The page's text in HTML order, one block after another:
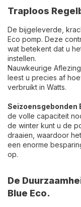
Traploos
De bijgeleverde,
Eco pomp. Deze
wat betekent dat u
instellen.
Nauwkeurige
leest u precies af
verbruikt in Watts.
Seizoensgebonden
de volle capaciteit
de winter kunt u de
draaien, waardoor
een enorme
op.
De
Blue Eco.